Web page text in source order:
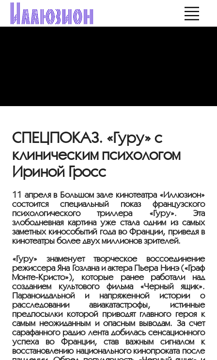
СПЕЦПОКАЗ. «Гуру» с
клиническим психологом
Ириной Гросс
11 апреля в Большом зале кинотеатра «Иллюзион»
состоится специальный показ французского
психологического триллера «Гуру». Эта
злободневная картина уже стала одним из самых
заметных кинособытий года во Франции, приведя в
кинотеатры более двух миллионов зрителей.
«Гуру» знаменует творческое воссоединение
режиссера Яна Гозлана и актера Пьера Нинэ («Граф
Монте-Кристо»), которые ранее работали над
созданием культового фильма «Черный ящик».
Параноидальной и напряженной истории о
расследовании авиакатастрофы, истинные
предпосылки которой приводят главного героя к
самым неожиданным и опасным выводам. За счет
сарафанного радио лента добилась сенсационного
успеха во Франции, став важным сигналом к
восстановлению национального кинопроката после